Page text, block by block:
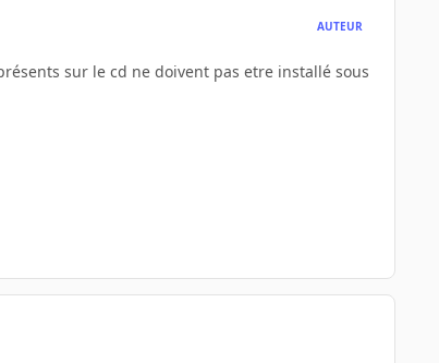
AUTEUR
sur le cd ne doivent pas etre installé sous